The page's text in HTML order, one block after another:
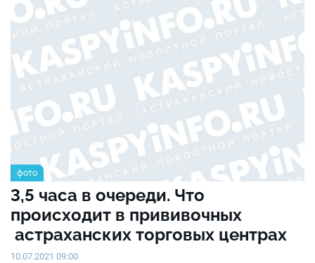
фото
3,5 часа в очереди. Что
происходит в прививочных
астраханских торговых центрах
10.07.2021 09:00